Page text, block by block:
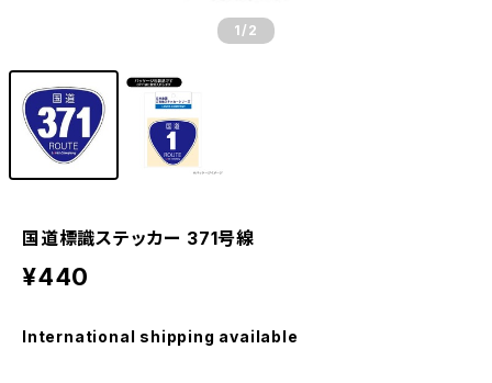
1 /2
国道標識ステッカー 371号線
¥440
International shipping available